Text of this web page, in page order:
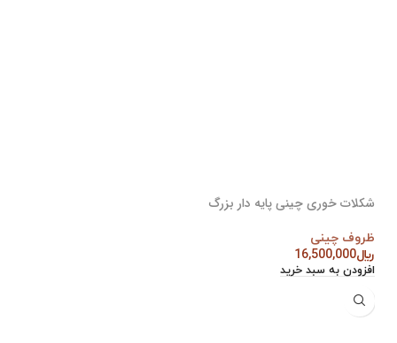
شکلات خوری چینی پایه دار بزرگ
ظروف چینی
﷼16,500,000
افزودن به سبد خرید